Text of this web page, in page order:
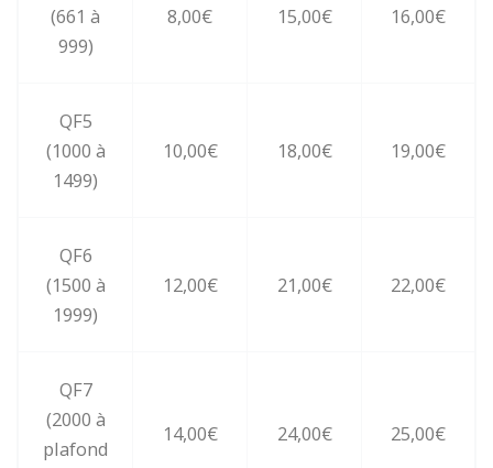
(661 à
999)
8,00€ 15,00€ 16,00€
QF5
(1000 à
1499)
10,00€ 18,00€ 19,00€
QF6
(1500 à
1999)
12,00€ 21,00€ 22,00€
QF7
(2000 à
plafond
14,00€ 24,00€ 25,00€